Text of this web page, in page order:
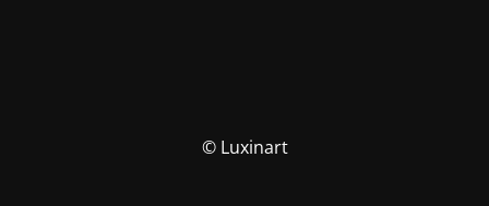
© Luxinart